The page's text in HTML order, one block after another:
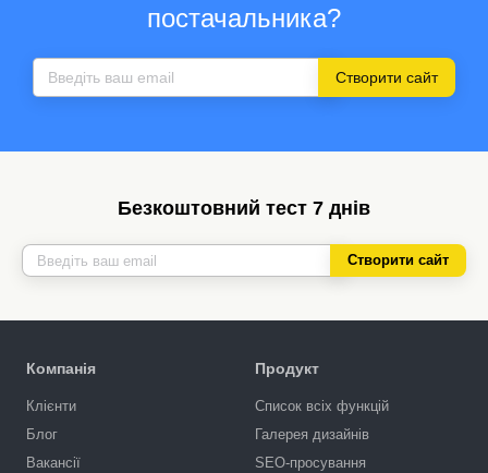
постачальника?
Створити сайт
Безкоштовний тест 7 днів
Створити сайт
Компанія
Клієнти
Блог
Вакансії
Продукт
Список всіх функцій
Галерея дизайнів
SEO-просування